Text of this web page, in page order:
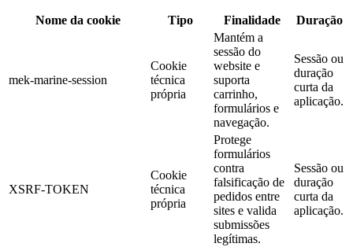
Nome da cookie Tipo Finalidade Duração
mek-marine-session
Cookie
técnica
própria
Mantém a
sessão do
website e
suporta
carrinho,
formulários e
navegação.
Sessão ou
duração
curta da
aplicação.
XSRF-TOKEN
Cookie
técnica
própria
Protege
formulários
contra
falsificação de
pedidos entre
sites e valida
submissões
legítimas.
Sessão ou
duração
curta da
aplicação.